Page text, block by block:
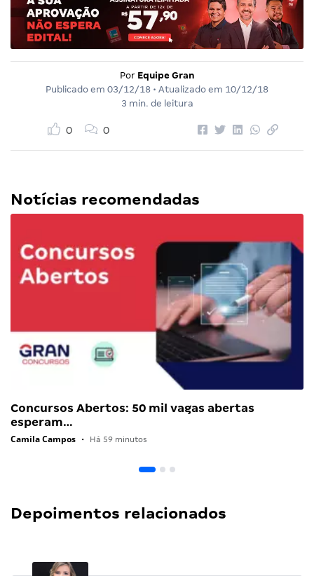
Por Equipe Gran
Publicado em 03/12/18 • Atualizado em 10/12/18
3 min. de leitura
0 0
Notícias recomendadas
Concursos Abertos: 50 mil vagas abertas
esperam…
Camila Campos • Há 59 minutos
Depoimentos relacionados